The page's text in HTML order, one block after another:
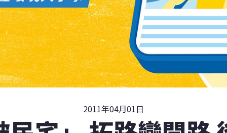
2011年04月01日